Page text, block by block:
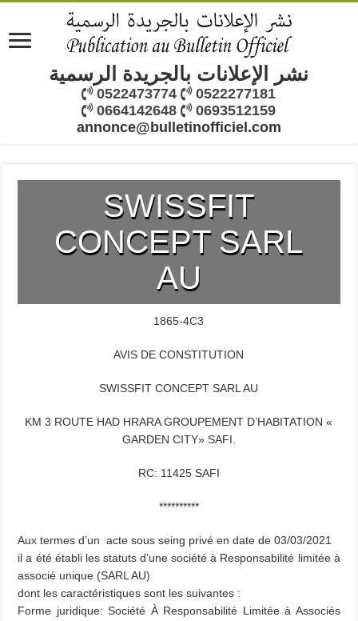
نشر الإعلانات بالجريدة الرسمية
0522473774
0522277181
0664142648
0693512159
annonce@bulletinofficiel.com
SWISSFIT
CONCEPT SARL
AU
1865-4C3
AVIS DE CONSTITUTION
SWISSFIT CONCEPT SARL AU
KM 3 ROUTE HAD HRARA GROUPEMENT D’HABITATION «
GARDEN CITY» SAFI.
RC: 11425 SAFI
**********
Aux termes d’un acte sous seing privé en date de 03/03/2021
il a été établi les statuts d’une société à Responsabilité limitée à
associé unique (SARL AU)
dont les caractéristiques sont les suivantes :
Forme juridique: Société À Responsabilité Limitée à Associés